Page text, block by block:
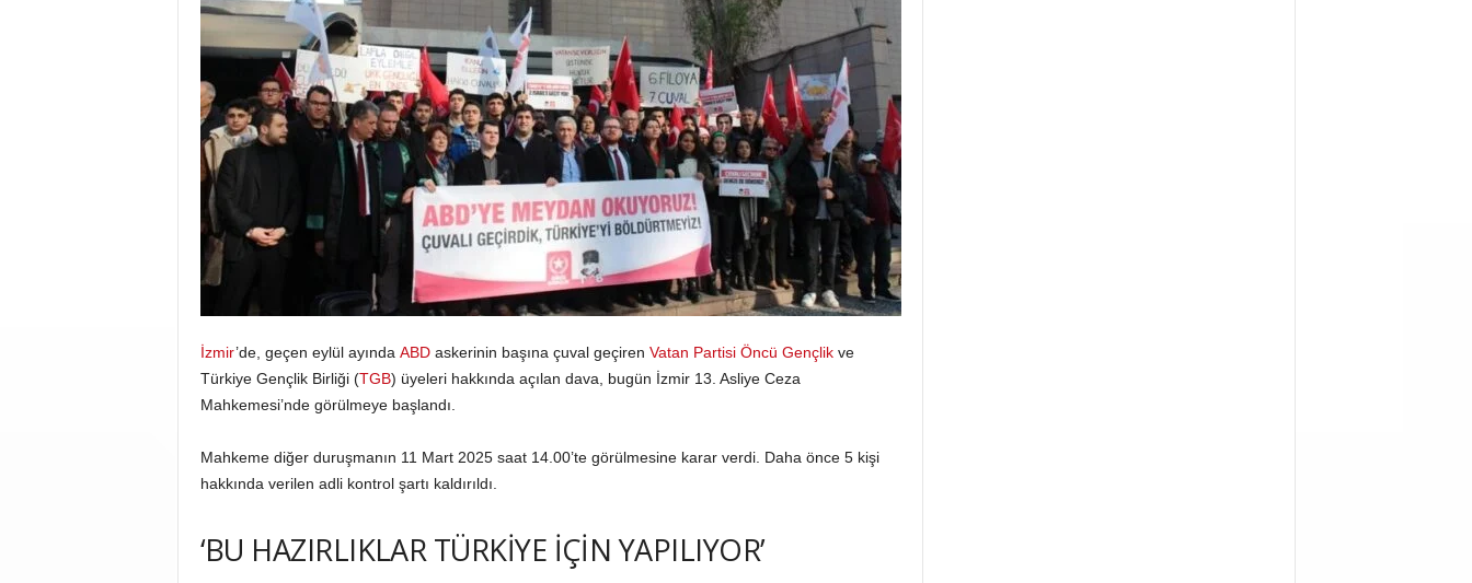
İzmir’de, geçen eylül ayında ABDaskerinin başına çuval geçiren Vatan Partisi Öncü Gençlikve
Türkiye Gençlik Birliği (TGB) üyeleri hakkında açılan dava, bugün İzmir 13. Asliye Ceza
Mahkemesi’nde görülmeye başlandı.
Mahkeme diğer duruşmanın 11 Mart 2025 saat 14.00’te görülmesine karar verdi. Daha önce 5 kişi
hakkında verilen adli kontrol şartı kaldırıldı.
‘BU HAZIRLIKLAR TÜRKİYE İÇİN YAPILIYOR’